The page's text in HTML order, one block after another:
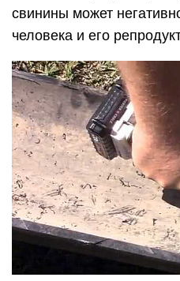
свинины может
человека и его